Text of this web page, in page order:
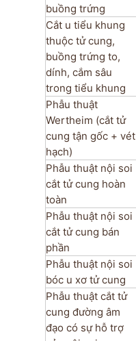
buồng trứng
Cắt u tiểu khung
thuộc tử cung,
buồng trứng to,
dính, cắm sâu
trong tiểu khung
Phẫu thuật
Wertheim (cắt tử
cung tận gốc + vét
hạch)
Phẫu thuật nội soi
cắt tử cung hoàn
toàn
Phẫu thuật nội soi
cắt tử cung bán
phần
Phẫu thuật nội soi
bóc u xơ tử cung
Phẫu thuật cắt tử
cung đường âm
đạo có sự hỗ trợ